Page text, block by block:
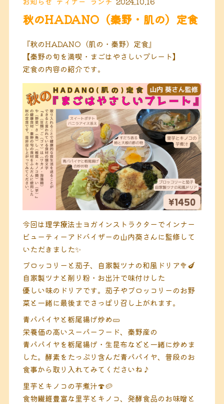
秋のHADANO（秦野・肌の）定食
『秋のHADANO（肌の・秦野）定食』
【秦野の旬を満喫・まごはやさしいプレート】
定食の内容の紹介です。
今回は理学療法士ヨガインストラクターでインナー
ビューティーアドバイザーの山内葵さんに監修して
いただきました✨
ブロッコリーと茄子、自家製ツナの和風ドリア🥦🍆
自家製ツナと削り粉・お出汁で味付けした
優しい味のドリアです。茄子やブロッコリーのお野
菜と一緒に最後までさっぱり召し上がれます。
青パパイヤと栃尾揚げ炒め🥒
栄養価の高いスーパーフード、秦野産の
青パパイヤを栃尾揚げ・生昆布などと一緒に炒めま
した。酵素をたっぷり含んだ青パパイヤ、普段のお
食事から取り入れてみてくださいね♪
里芋とキノコの芋煮汁🍄🥔
食物繊維豊富な里芋とキノコ、発酵食品のお味噌と